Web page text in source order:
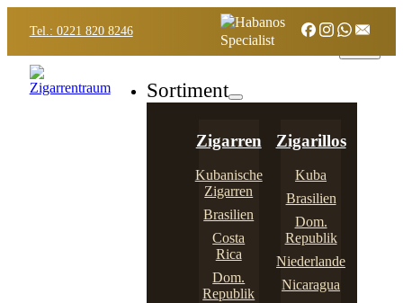
Tel.: 0221 820 8246
Sortiment
Zigarren
Kubanische
Zigarren
Brasilien
Costa
Rica
Dom.
Republik
Zigarillos
Kuba
Brasilien
Dom.
Republik
Niederlande
Nicaragua